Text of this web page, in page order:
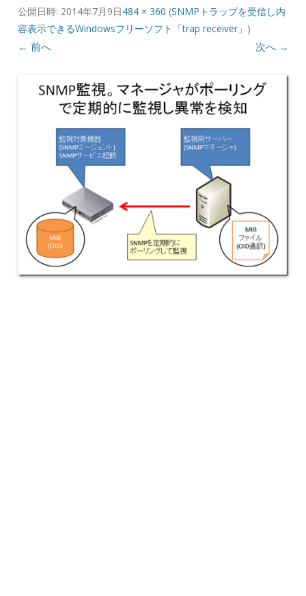
公開日時: 2014年7月9日484 × 360 (SNMPトラップを受信し内
容表示できるWindowsフリーソフト「trap receiver」 )
← 前へ 次へ →